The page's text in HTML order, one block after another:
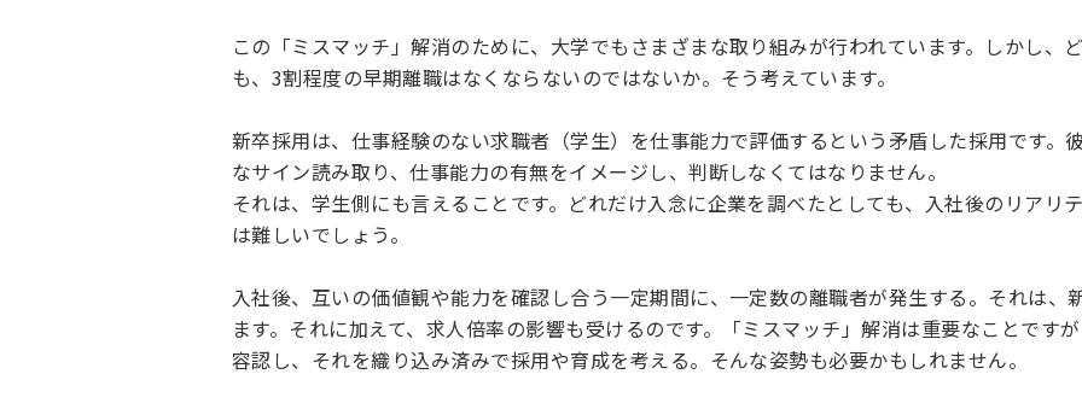
この「ミスマッチ」解消のために、大学でもさまざまな取り組みが行われています。しかし、
も、3割程度の早期離職はなくならないのではないか。そう考えています。
新卒採用は、仕事経験のない求職者（学生）を仕事能力で評価するという矛盾した採用です。
なサイン読み取り、仕事能力の有無をイメージし、判断しなくてはなりません。
それは、学生側にも言えることです。どれだけ入念に企業を調べたとしても、入社後のリアリ
は難しいでしょう。
入社後、互いの価値観や能力を確認し合う一定期間に、一定数の離職者が発生する。それは、
ます。それに加えて、求人倍率の影響も受けるのです。「ミスマッチ」解消は重要なことです
容認し、それを織り込み済みで採用や育成を考える。そんな姿勢も必要かもしれません。